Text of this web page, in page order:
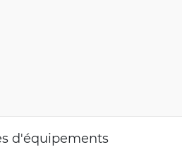
d'équipements